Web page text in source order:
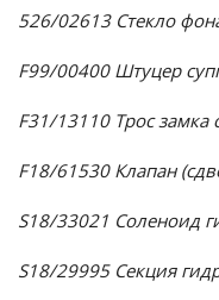
526/02613 Стекло
F99/00400 Штуцер
F31/13110 Трос замка
F18/61530 Клапан
S18/33021 Соленоид
S18/29995 Секция